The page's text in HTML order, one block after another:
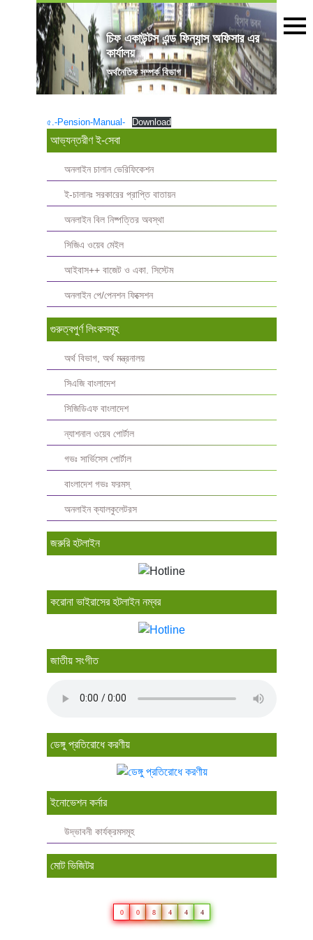
চিফ একাউন্টস এন্ড ফিন্যান্স অফিসার এর
কার্যালয়
অৰ্থনৈতিক সম্পর্ক বিভাগ
৫.-Pension-Manual- Download
আভ্যন্তরীণ ই-সেবা
অনলাইন চালান ভেরিফিকেশন
ই-চালানঃ সরকারের প্রাপ্তি বাতায়ন
অনলাইন বিল নিষ্পত্তির অবস্থা
সিজিএ ওয়েব মেইল
আইবাস++ বাজেট ও একা. সিস্টেম
অনলাইন পে/পেনশন ফিক্সেশন
গুরুত্বপুর্ণ লিংকসমূহ
অর্থ বিভাগ, অর্থ মন্ত্রনালয়
সিএজি বাংলাদেশ
সিজিডিএফ বাংলাদেশ
ন্যাশনাল ওয়েব পোর্টাল
গভঃ সার্ভিসেস পোর্টাল
বাংলাদেশ গভঃ ফরমস্‌
অনলাইন ক্যালকুলেটরস
জরুরি হটলাইন
করোনা ভাইরাসের হটলাইন নম্বর
জাতীয় সংগীত
ডেঙ্গু প্রতিরোধে করণীয়
ইনোভেশন কর্নার
উদ্ভাবনী কার্যক্রমসমূহ
মোট ভিজিটর
0 0 8 4 4 4